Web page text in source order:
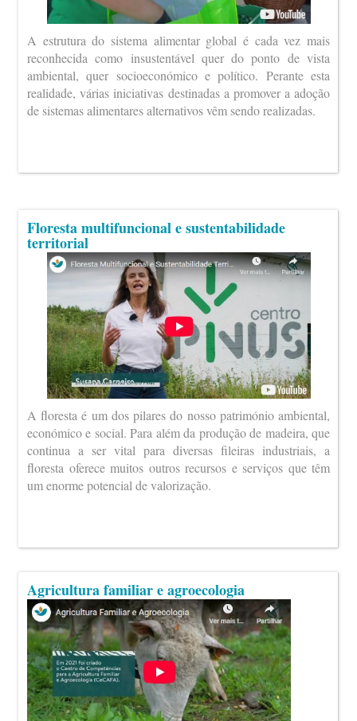
A estrutura do sistema alimentar global é cada vez mais
reconhecida como insustentável quer do ponto de vista
ambiental, quer socioeconómico e político. Perante esta
realidade, várias iniciativas destinadas a promover a adoção
de sistemas alimentares alternativos vêm sendo realizadas.
Floresta multifuncional e sustentabilidade
territorial
A floresta é um dos pilares do nosso património ambiental,
económico e social. Para além da produção de madeira, que
continua a ser vital para diversas fileiras industriais, a
floresta oferece muitos outros recursos e serviços que têm
um enorme potencial de valorização.
Agricultura familiar e agroecologia